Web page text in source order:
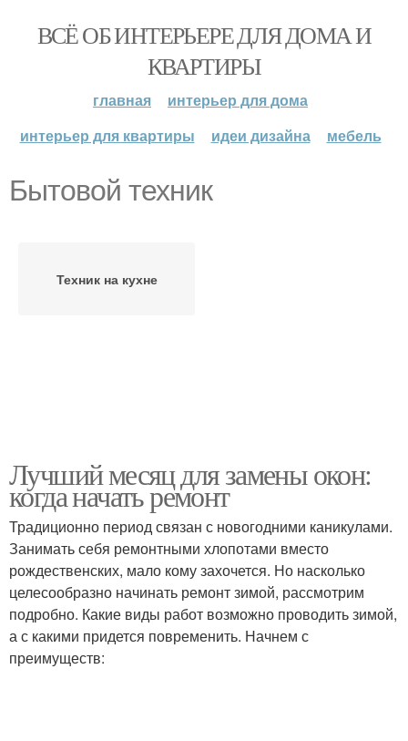
ВСЁ ОБ ИНТЕРЬЕРЕ ДЛЯ ДОМА И
КВАРТИРЫ
главная
интерьер для дома
интерьер для квартиры
идеи дизайна мебель
Бытовой техник
Техник на кухне
Лучший месяц для замены окон:
когда начать ремонт
Традиционно период связан с новогодними каникулами.
Занимать себя ремонтными хлопотами вместо
рождественских, мало кому захочется. Но насколько
целесообразно начинать ремонт зимой, рассмотрим
подробно. Какие виды работ возможно проводить зимой,
а с какими придется повременить. Начнем с
преимуществ: